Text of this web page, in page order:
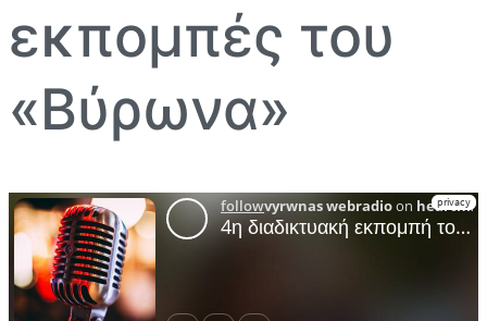
εκπομπές του
«Βύρωνα»